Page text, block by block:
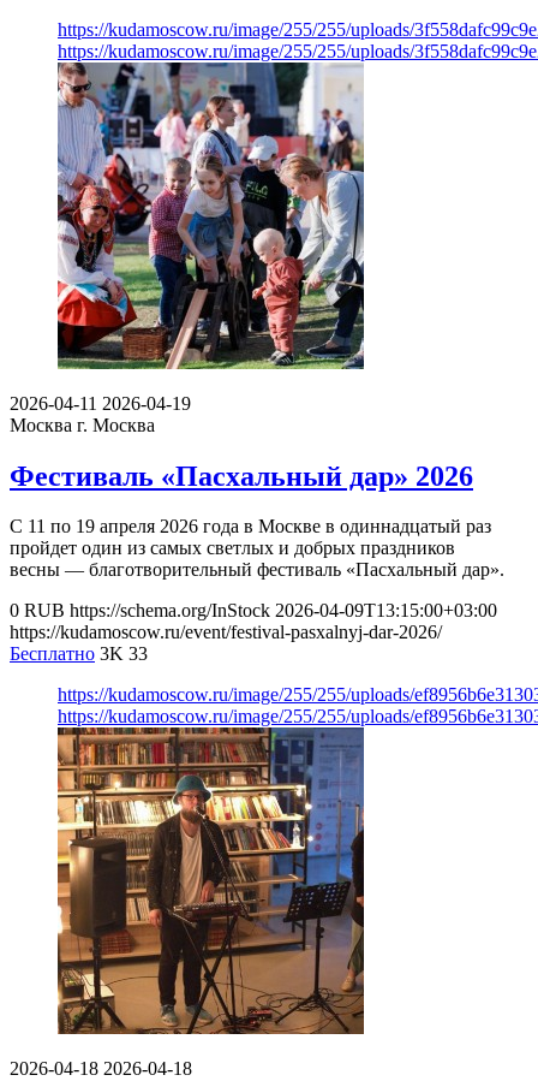
https://kudamoscow.ru/image/255/255/uploads/
https://kudamoscow.ru/image/255/255/uploads/
2026-04-11 2026-04-19
Москва г. Москва
Фестиваль «Пасхальный дар» 2026
С 11 по 19 апреля 2026 года в Москве в одиннадцатый раз
пройдет один из самых светлых и добрых праздников
весны — благотворительный фестиваль «Пасхальный дар».
0 RUB https://schema.org/InStock 2026-04-09T13:15:00+03:00
https://kudamoscow.ru/event/festival-pasxalnyj-dar-2026/
Бесплатно 3K 33
https://kudamoscow.ru/image/255/255/uploads/
https://kudamoscow.ru/image/255/255/uploads/
2026-04-18 2026-04-18